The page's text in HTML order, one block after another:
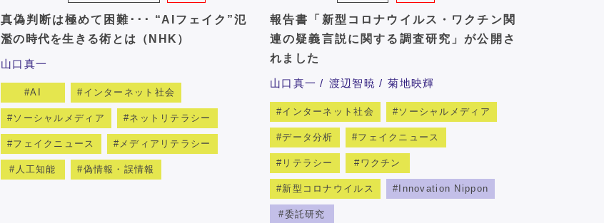
真偽判断は極めて困難･･･ “AIフェイク”氾
濫の時代を生きる術とは（NHK）
山口真一
AI インターネット社会
ソーシャルメディア ネットリテラシー
フェイクニュース メディアリテラシー
人工知能 偽情報・誤情報
報告書「新型コロナウイルス・ワクチン関
連の疑義言説に関する調査研究」が公開さ
れました
山口真一 渡辺智暁 菊地映輝
インターネット社会 ソーシャルメディア
データ分析 フェイクニュース
リテラシー ワクチン
新型コロナウイルス Innovation Nippon
委託研究